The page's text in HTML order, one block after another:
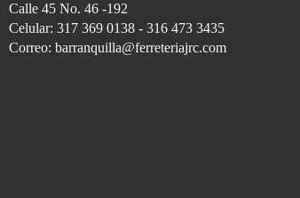
Calle 45 No. 46 -192
Celular: 317 369 0138 - 316 473 3435
Correo: barranquilla@ferreteriajrc.com